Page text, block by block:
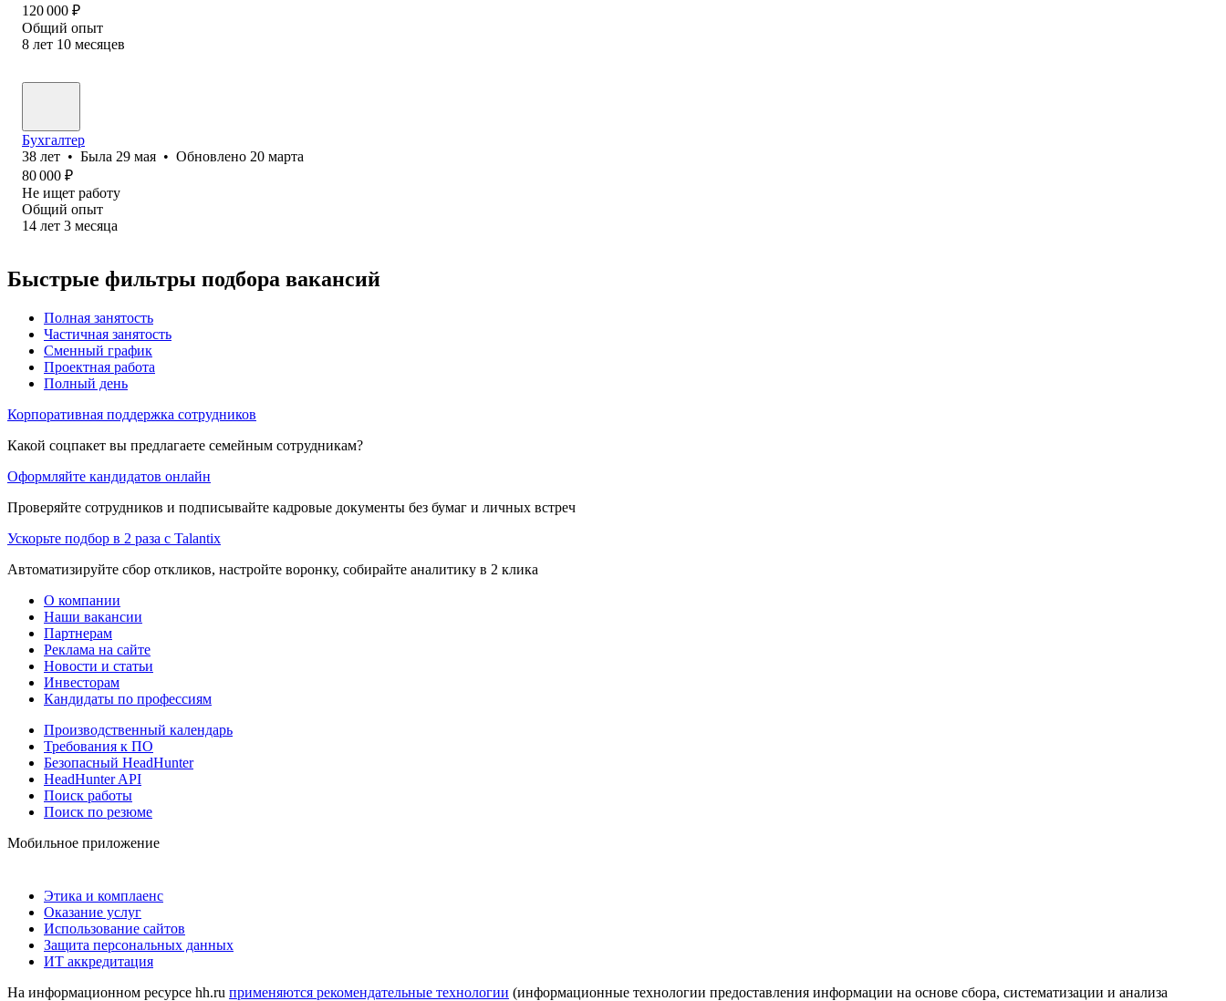
120 000 ₽
Общий опыт
8 лет 10 месяцев
Бухгалтер
38 лет • Была 29 мая • Обновлено 20 марта
80 000 ₽
Не ищет работу
Общий опыт
14 лет 3 месяца
Быстрые фильтры подбора вакансий
Полная занятость
Частичная занятость
Сменный график
Проектная работа
Полный день
Корпоративная поддержка сотрудников
Какой соцпакет вы предлагаете семейным сотрудникам?
Оформляйте кандидатов онлайн
Проверяйте сотрудников и подписывайте кадровые документы без бумаг и личных встреч
Ускорьте подбор в 2 раза с Talantix
Автоматизируйте сбор откликов, настройте воронку, собирайте аналитику в 2 клика
О компании
Наши вакансии
Партнерам
Реклама на сайте
Новости и статьи
Инвесторам
Кандидаты по профессиям
Производственный календарь
Требования к ПО
Безопасный HeadHunter
HeadHunter API
Поиск работы
Поиск по резюме
Мобильное приложение
Этика и комплаенс
Оказание услуг
Использование сайтов
Защита персональных данных
ИТ аккредитация
На информационном ресурсе hh.ru применяются рекомендательные технологии (информационные технологии предоставления информации на основе сбора, систематизации и анализа